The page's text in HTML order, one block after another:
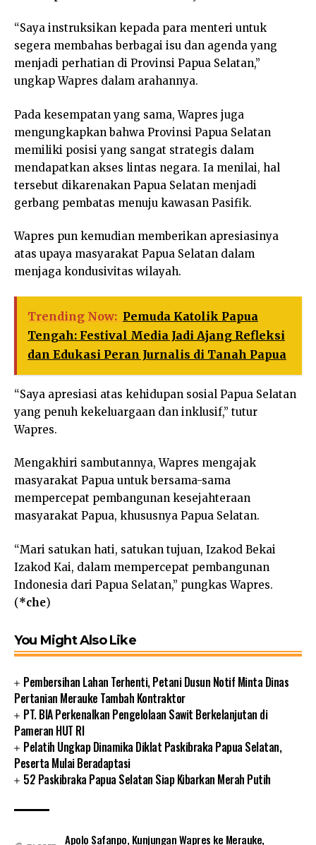
“Saya instruksikan kepada para menteri untuk
segera membahas berbagai isu dan agenda yang
menjadi perhatian di Provinsi Papua Selatan,”
ungkap Wapres dalam arahannya.
Pada kesempatan yang sama, Wapres juga
mengungkapkan bahwa Provinsi Papua Selatan
memiliki posisi yang sangat strategis dalam
mendapatkan akses lintas negara. Ia menilai, hal
tersebut dikarenakan Papua Selatan menjadi
gerbang pembatas menuju kawasan Pasifik.
Wapres pun kemudian memberikan apresiasinya
atas upaya masyarakat Papua Selatan dalam
menjaga kondusivitas wilayah.
Trending Now: Pemuda Katolik Papua
Tengah: Festival Media Jadi Ajang Refleksi
dan Edukasi Peran Jurnalis di Tanah Papua
“Saya apresiasi atas kehidupan sosial Papua Selatan
yang penuh kekeluargaan dan inklusif,” tutur
Wapres.
Mengakhiri sambutannya, Wapres mengajak
masyarakat Papua untuk bersama-sama
mempercepat pembangunan kesejahteraan
masyarakat Papua, khususnya Papua Selatan.
“Mari satukan hati, satukan tujuan, Izakod Bekai
Izakod Kai, dalam mempercepat pembangunan
Indonesia dari Papua Selatan,” pungkas Wapres.
(*che)
You Might Also Like
Pembersihan Lahan Terhenti, Petani Dusun Notif Minta Dinas
Pertanian Merauke Tambah Kontraktor
PT. BIA Perkenalkan Pengelolaan Sawit Berkelanjutan di
Pameran HUT RI
Pelatih Ungkap Dinamika Diklat Paskibraka Papua Selatan,
Peserta Mulai Beradaptasi
52 Paskibraka Papua Selatan Siap Kibarkan Merah Putih
Apolo Safanpo, Kunjungan Wapres ke Merauke,